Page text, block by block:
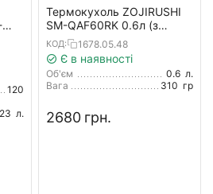
120
л.
Термокухоль ZOJIRUSHI
SM-QAF60RK 0.6л (з
перенесенням) червона
КОД: 1678.05.48
Є в наявності
Об'єм 0.6 л.
Вага
310 гр
‍2680‍ грн.